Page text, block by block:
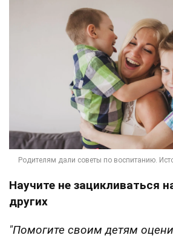
Научите не зацикливаться
других
"Помогите своим детям